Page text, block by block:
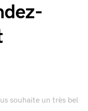
souhaite un très bel